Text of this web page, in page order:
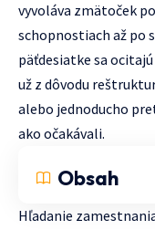
vyvoláva zmätoček
schopnostiach až po
päťdesiatke sa
už z dôvodu
alebo jednoducho
ako očakávali.
Obsah
Hľadanie